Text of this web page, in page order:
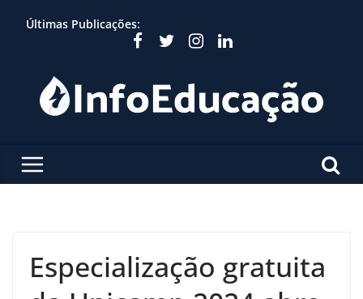
Últimas Publicações:
Especialização gratuita